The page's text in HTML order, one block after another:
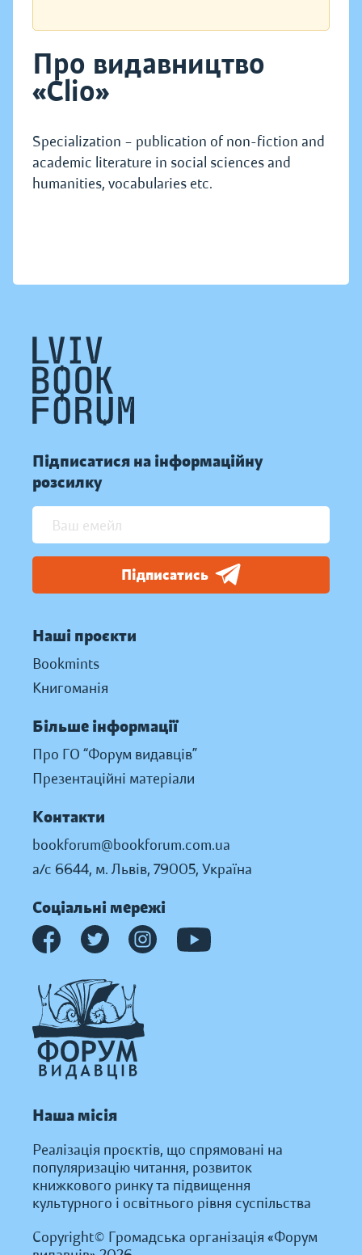
Про видавництво
«Clio»
Specialization – publication of non-fiction and
academic literature in social sciences and
humanities, vocabularies etc.
Підписатися на інформаційну
розсилку
Підписатись
Наші проєкти
Bookmints
Книгоманія
Більше інформації
Про ГО “Форум видавців”
Презентаційні матеріали
Контакти
bookforum@bookforum.com.ua
а/с 6644, м. Львів, 79005, Україна
Соціальні мережі
Наша місія
Реалізація проєктів, що спрямовані на
популяризацію читання, розвиток
книжкового ринку та підвищення
культурного і освітнього рівня суспільства
Copyright© Громадська організація «Форум